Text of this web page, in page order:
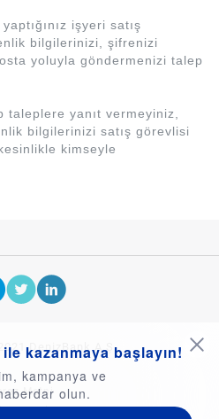
işyeri satış
bilgilerinizi, şifrenizi
yoluyla göndermenizi talep
yanıt vermeyiniz,
bilgilerinizi satış görevlisi
kimseyle
DenizBank A.Ş.
Metni
kazanmaya başlayın!
kampanya ve
olun.